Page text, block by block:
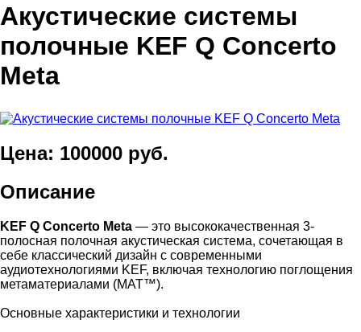
Акустические системы
полочные KEF Q Concerto
Meta
Цена: 100000 руб.
Описание
KEF Q Concerto Meta — это высококачественная 3-
полосная полочная акустическая система, сочетающая в
себе классический дизайн с современными
аудиотехнологиями KEF, включая технологию поглощения
метаматериалами (MAT™).
Основные характеристики и технологии